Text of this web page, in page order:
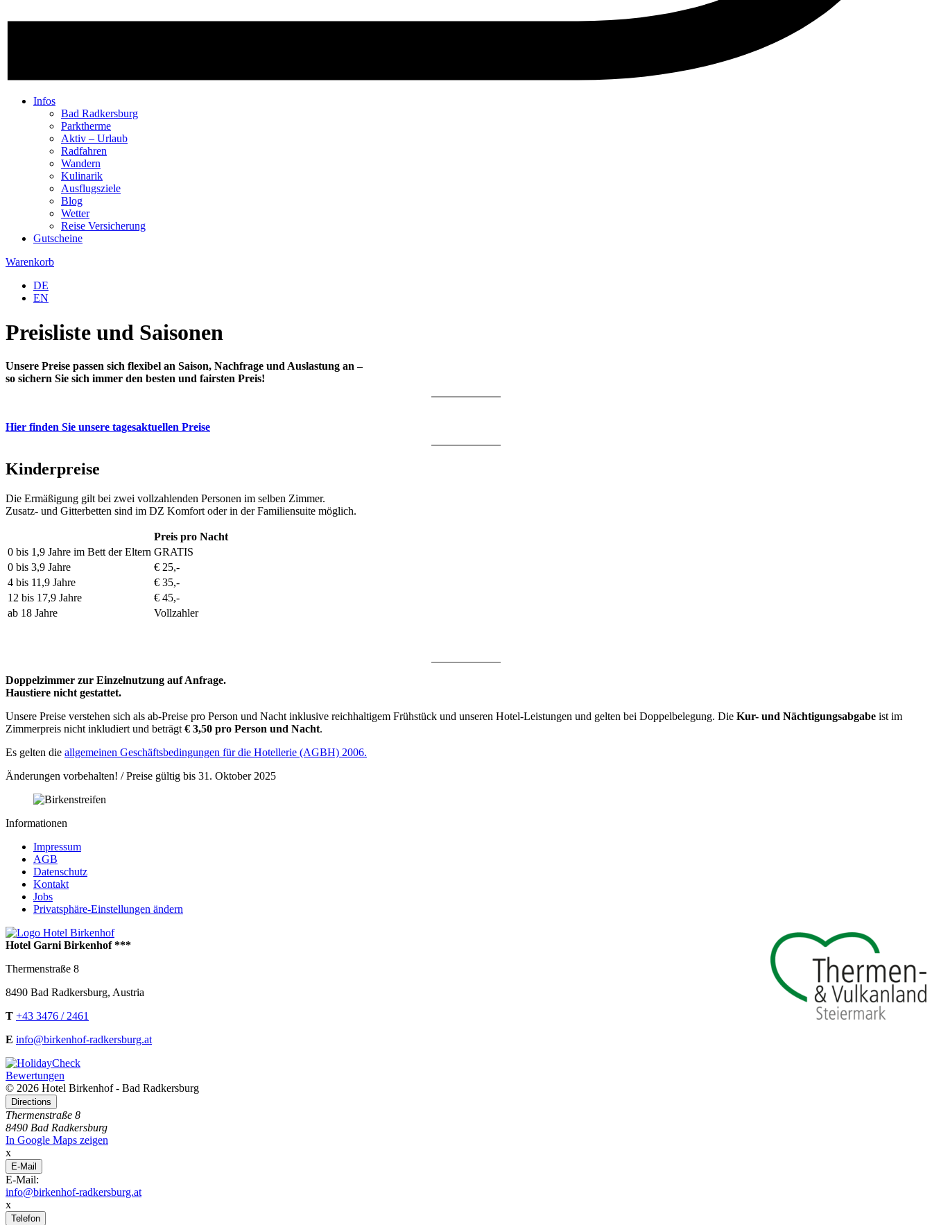
Infos
Bad Radkersburg
Parktherme
Aktiv – Urlaub
Radfahren
Wandern
Kulinarik
Ausflugsziele
Blog
Wetter
Reise Versicherung
Gutscheine
Warenkorb
DE
EN
Preisliste und Saisonen
Unsere Preise passen sich flexibel an Saison, Nachfrage und Auslastung an –
so sichern Sie sich immer den besten und fairsten Preis!
Hier finden Sie unsere tagesaktuellen Preise
Kinderpreise
Die Ermäßigung gilt bei zwei vollzahlenden Personen im selben Zimmer.
Zusatz- und Gitterbetten sind im DZ Komfort oder in der Familiensuite möglich.
Preis pro Nacht
0 bis 1,9 Jahre im Bett der Eltern GRATIS
0 bis 3,9 Jahre
€ 25,-
4 bis 11,9 Jahre
€ 35,-
12 bis 17,9 Jahre
€ 45,-
ab 18 Jahre
Vollzahler
Doppelzimmer zur Einzelnutzung auf Anfrage.
Haustiere nicht gestattet.
Unsere Preise verstehen sich als ab-Preise pro Person und Nacht inklusive reichhaltigem Frühstück und unseren Hotel-Leistungen und gelten bei Doppelbelegung. Die Kur- und Nächtigungsabgabe ist im
Zimmerpreis nicht inkludiert und beträgt € 3,50 pro Person und Nacht.
Es gelten die allgemeinen Geschäftsbedingungen für die Hotellerie (AGBH) 2006.
Änderungen vorbehalten! / Preise gültig bis 31. Oktober 2025
Informationen
Impressum
AGB
Datenschutz
Kontakt
Jobs
Privatsphäre-Einstellungen ändern
Hotel Garni Birkenhof ***
Thermenstraße 8
8490 Bad Radkersburg, Austria
T +43 3476 / 2461
E info@birkenhof-radkersburg.at
Bewertungen
© 2026 Hotel Birkenhof - Bad Radkersburg
Directions
Thermenstraße 8
8490 Bad Radkersburg
In Google Maps zeigen
x
E-Mail
E-Mail:
info@birkenhof-radkersburg.at
x
Telefon